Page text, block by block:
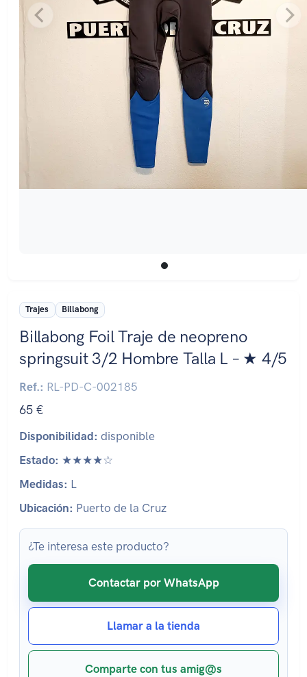
Trajes Billabong
Billabong Foil Traje de neopreno
springsuit 3/2 Hombre Talla L – ★ 4/5
Ref.: RL-PD-C-002185
65 €
Disponibilidad: disponible
Estado: ★★★★☆
Medidas: L
Ubicación: Puerto de la Cruz
¿Te interesa este producto?
Contactar por WhatsApp
Llamar a la tienda
Comparte con tus amig@s